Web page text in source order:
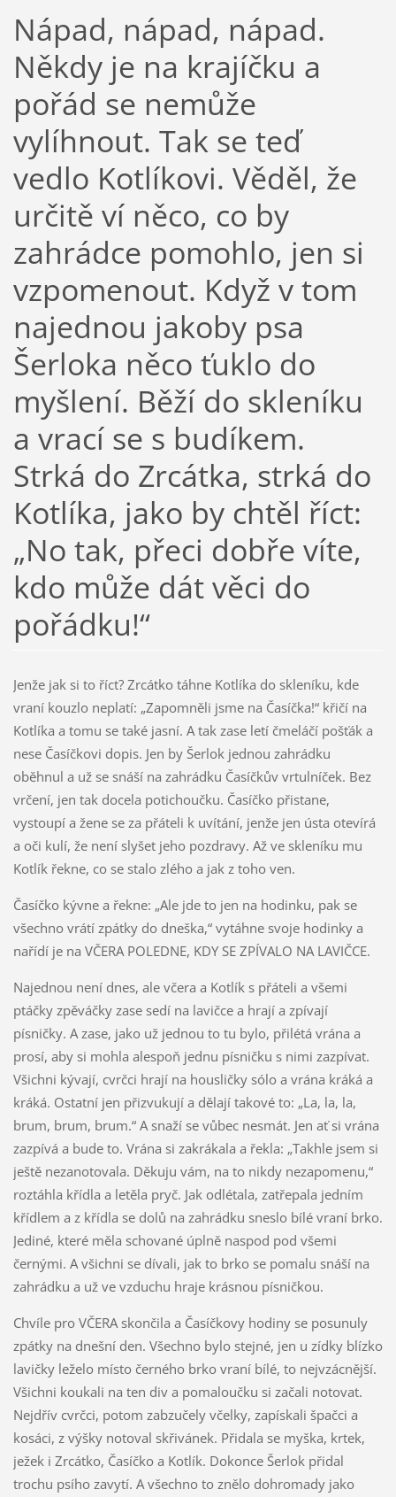
Nápad, nápad, nápad.
Někdy je na krajíčku a
pořád se nemůže
vylíhnout. Tak se teď
vedlo Kotlíkovi. Věděl, že
určitě ví něco, co by
zahrádce pomohlo, jen si
vzpomenout. Když v tom
najednou jakoby psa
Šerloka něco ťuklo do
myšlení. Běží do skleníku
a vrací se s budíkem.
Strká do Zrcátka, strká do
Kotlíka, jako by chtěl říct:
„No tak, přeci dobře víte,
kdo může dát věci do
pořádku!“
Jenže jak si to říct? Zrcátko táhne Kotlíka do skleníku, kde
vraní kouzlo neplatí: „Zapomněli jsme na Časíčka!“ křičí na
Kotlíka a tomu se také jasní. A tak zase letí čmeláčí pošťák a
nese Časíčkovi dopis. Jen by Šerlok jednou zahrádku
oběhnul a už se snáší na zahrádku Časíčkův vrtulníček. Bez
vrčení, jen tak docela potichoučku. Časíčko přistane,
vystoupí a žene se za přáteli k uvítání, jenže jen ústa otevírá
a oči kulí, že není slyšet jeho pozdravy. Až ve skleníku mu
Kotlík řekne, co se stalo zlého a jak z toho ven.
Časíčko kývne a řekne: „Ale jde to jen na hodinku, pak se
všechno vrátí zpátky do dneška,“ vytáhne svoje hodinky a
nařídí je na VČERA POLEDNE, KDY SE ZPÍVALO NA LAVIČCE.
Najednou není dnes, ale včera a Kotlík s přáteli a všemi
ptáčky zpěváčky zase sedí na lavičce a hrají a zpívají
písničky. A zase, jako už jednou to tu bylo, přilétá vrána a
prosí, aby si mohla alespoň jednu písničku s nimi zazpívat.
Všichni kývají, cvrčci hrají na housličky sólo a vrána kráká a
kráká. Ostatní jen přizvukují a dělají takové to: „La, la, la,
brum, brum, brum.“ A snaží se vůbec nesmát. Jen ať si vrána
zazpívá a bude to. Vrána si zakrákala a řekla: „Takhle jsem si
ještě nezanotovala. Děkuju vám, na to nikdy nezapomenu,“
roztáhla křídla a letěla pryč. Jak odlétala, zatřepala jedním
křídlem a z křídla se dolů na zahrádku sneslo bílé vraní brko.
Jediné, které měla schované úplně naspod pod všemi
černými. A všichni se dívali, jak to brko se pomalu snáší na
zahrádku a už ve vzduchu hraje krásnou písničkou.
Chvíle pro VČERA skončila a Časíčkovy hodiny se posunuly
zpátky na dnešní den. Všechno bylo stejné, jen u zídky blízko
lavičky leželo místo černého brko vraní bílé, to nejvzácnější.
Všichni koukali na ten div a pomaloučku si začali notovat.
Nejdřív cvrčci, potom zabzučely včelky, zapískali špačci a
kosáci, z výšky notoval skřivánek. Přidala se myška, krtek,
ježek i Zrcátko, Časíčko a Kotlík. Dokonce Šerlok přidal
trochu psího zavytí. A všechno to znělo dohromady jako